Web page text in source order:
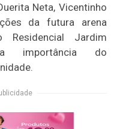
Neta, Vicentinho
da futura arena
Residencial Jardim
importância do